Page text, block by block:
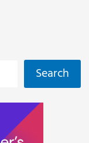
Search